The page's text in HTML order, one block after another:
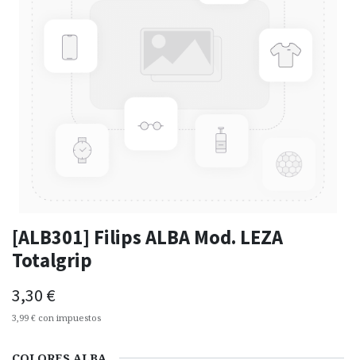
[ALB301] Filips ALBA Mod. LEZA
Totalgrip
3,30 €
3,99 € con impuestos